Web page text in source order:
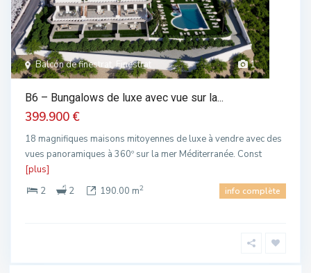
1
Balcón de finestrat, Finestrat
B6 – Bungalows de luxe avec vue sur la...
399.900 €
18 magnifiques maisons mitoyennes de luxe à vendre avec des
vues panoramiques à 360º sur la mer Méditerranée. Const
[plus]
2
2 190.00 m2 info complète